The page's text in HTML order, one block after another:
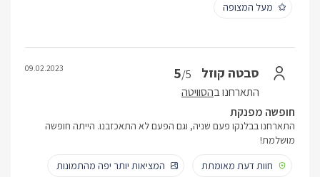
מעל המצופה
סבטה קוזל 5/5
התארחנו בהסוויטה
09.02.2023
חופשה מפנקת
התארחנו בבלנקו פעם שניה, וגם הפעם לא התאכזבנו. הייתה חופשה
מושלמת!
חוות דעת מאומתת
המציאות יותר יפה מהתמונות